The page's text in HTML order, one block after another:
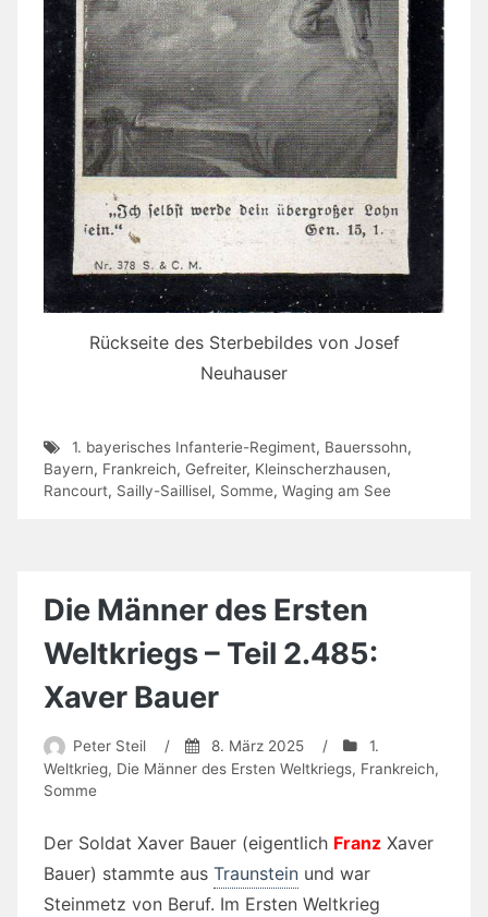
Rückseite des Sterbebildes von Josef
Neuhauser
1. bayerisches Infanterie-Regiment, Bauerssohn,
Bayern, Frankreich, Gefreiter, Kleinscherzhausen,
Rancourt, Sailly-Saillisel, Somme, Waging am See
Die Männer des Ersten
Weltkriegs – Teil 2.485:
Xaver Bauer
Peter Steil / 8. März 2025 /
1.
Weltkrieg, Die Männer des Ersten Weltkriegs, Frankreich,
Somme
Der Soldat Xaver Bauer (eigentlich Franz Xaver
Bauer) stammte aus Traunstein und war
Steinmetz von Beruf. Im Ersten Weltkrieg